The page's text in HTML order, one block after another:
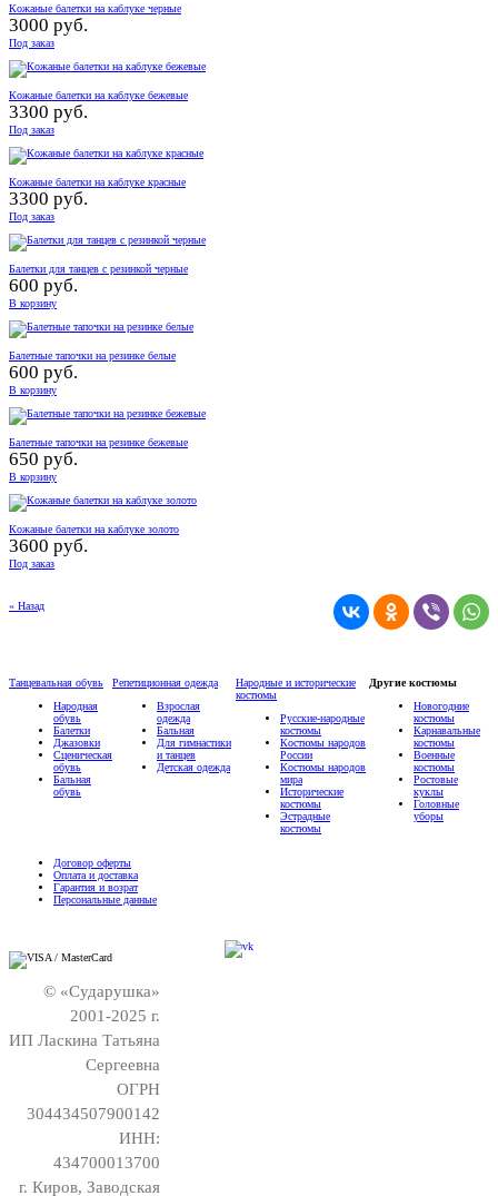
Кожаные балетки на каблуке черные
3000 руб.
Под заказ
Кожаные балетки на каблуке бежевые
3300 руб.
Под заказ
Кожаные балетки на каблуке красные
3300 руб.
Под заказ
Балетки для танцев с резинкой черные
600 руб.
В корзину
Балетные тапочки на резинке белые
600 руб.
В корзину
Балетные тапочки на резинке бежевые
650 руб.
В корзину
Кожаные балетки на каблуке золото
3600 руб.
Под заказ
« Назад
Танцевальная обувь
Народная
обувь
Балетки
Джазовки
Сценическая
обувь
Бальная
обувь
Репетиционная одежда
Взрослая
одежда
Бальная
Для гимнастики
и танцев
Детская одежда
Народные и исторические
костюмы
Русские-народные
костюмы
Костюмы народов
России
Костюмы народов
мира
Исторические
костюмы
Эстрадные
костюмы
Другие костюмы
Новогодние
костюмы
Карнавальные
костюмы
Военные
костюмы
Ростовые
куклы
Головные
уборы
Договор оферты
Оплата и доставка
Гарантия и возрат
Персональные данные
© «Сударушка»
2001-2025 г.
ИП Ласкина Татьяна
Сергеевна
ОГРН
304434507900142
ИНН:
434700013700
г. Киров, Заводская